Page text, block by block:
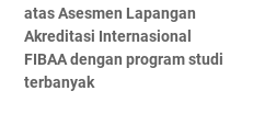
atas Asesmen Lapangan
Akreditasi Internasional
FIBAA dengan program studi
terbanyak